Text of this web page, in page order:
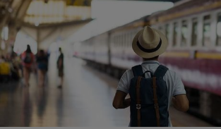
fornire:
Utilizzare dati di
Scansione attiva delle
dispositivo ai fini
Archiviare informazioni su
accedervi. Pubblicità e contenuti
personalizzati, misurazione delle
dei contenuti e degli annunci,
pubblico, sviluppo di servizi.